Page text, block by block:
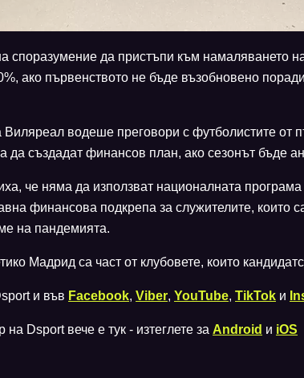
споразумение да пристъпи към намаляването
ако първенството не бъде възобновено
Виляреал водеше преговори с футболистите от
да създадат финансов план, ако сезонът бъде
че няма да използват националната програма
финансова подкрепа за служителите, които
на пандемията.
Мадрид са част от клубовете, които
и във Facebook, Viber, YouTube, TikTok и
Dsport вече е тук - изтеглете за Android и iOS